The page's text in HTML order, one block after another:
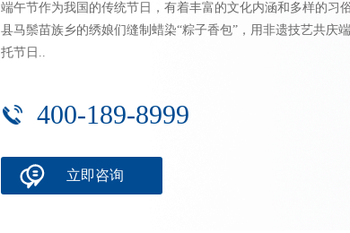
端午节作为我国的传统节日，有着丰富的文化内涵和多样的习
县马鬃苗族乡的绣娘们缝制蜡染“粽子香包”，用非遗技艺共庆
托节日..
400-189-8999
立即咨询